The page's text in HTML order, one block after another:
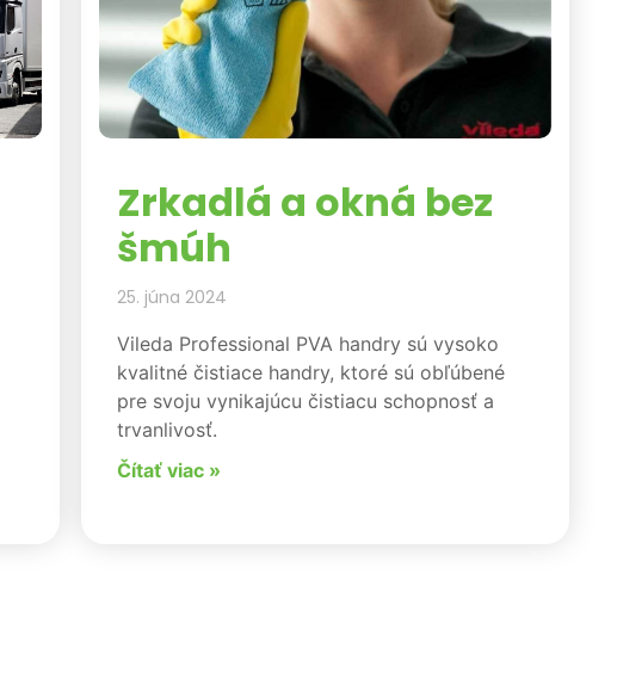
Zrkadlá a okná bez
šmúh
25. júna 2024
Vileda Professional PVA handry sú vysoko
kvalitné čistiace handry, ktoré sú obľúbené
pre svoju vynikajúcu čistiacu schopnosť a
trvanlivosť.
Čítať viac »